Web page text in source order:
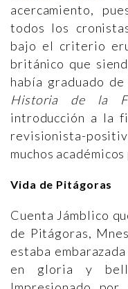
acercamiento,
todos los
bajo el criterio
británico que
había graduado
Historia de la
introducción a la
revisionista-
muchos
Vida de Pitágoras
Cuenta Jámblico
de Pitágoras,
estaba
en gloria y